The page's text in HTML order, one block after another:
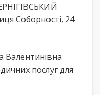
Соборності, 24
Валентинівна
послуг для